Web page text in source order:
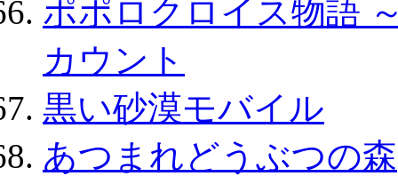
ポポロクロイス物語
カウント
黒い砂漠モバイル
あつまれどうぶつの森